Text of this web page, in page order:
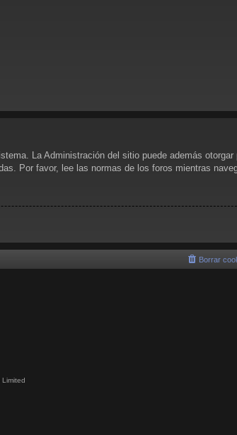
La Administración del sitio puede además
Por favor, lee las normas de los foros mientras
Borrar